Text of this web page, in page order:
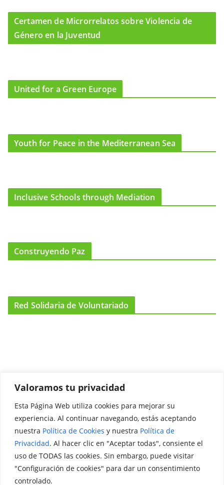
Valoramos tu privacidad
Esta Página Web utiliza cookies para mejorar su
experiencia. Al continuar navegando, estás aceptando
nuestra Política de Cookies y nuestra Política de
Privacidad. Al hacer clic en "Aceptar todas", consiente el
uso de TODAS las cookies. Sin embargo, puede visitar
"Configuración de cookies" para dar un consentimiento
controlado.
Certamen de Microrrelatos sobre Violencia de
Género en la Juventud
United for a Green Europe
Youth for Peace in the Mediterranean Sea
Inclusive Schools through Mediation
Construyendo Paz
Red Solidaria de Voluntariado
Promociónate
Legal
Aviso Legal
Política de Privacidad